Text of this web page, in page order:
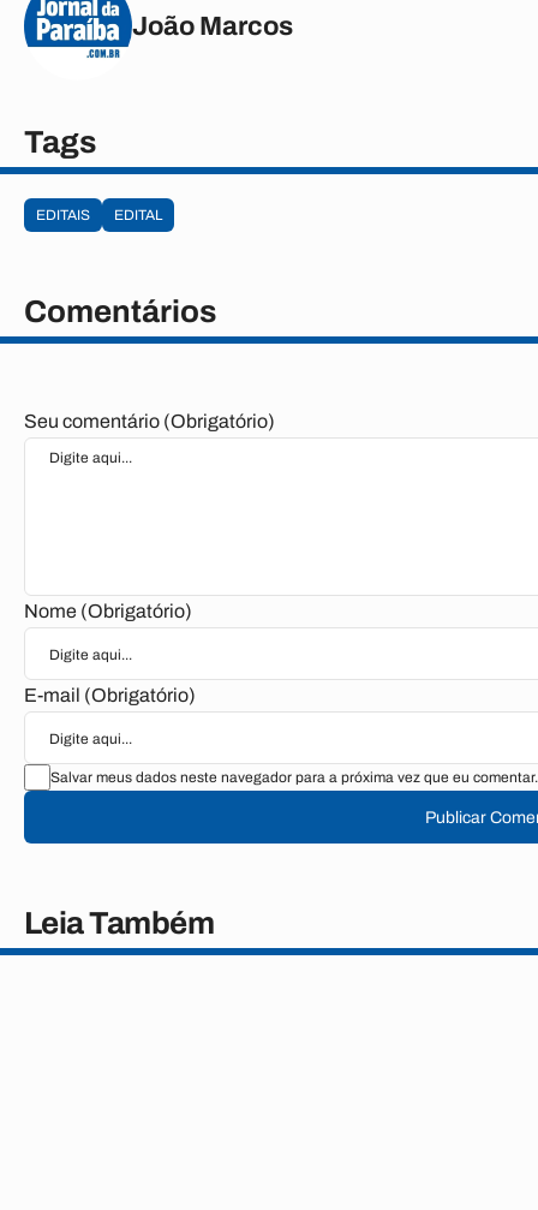
João Marcos
Tags
EDITAIS EDITAL
Comentários
Seu comentário (Obrigatório)
Nome (Obrigatório)
E-mail (Obrigatório)
Salvar meus dados neste navegador para a próxima vez que eu comentar.
Publicar
Leia Também